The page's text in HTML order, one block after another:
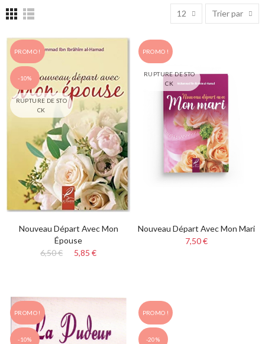
12 Trier par
PROMO !
-10%
RUPTURE DE STO
CK
Nouveau Départ Avec Mon
Épouse
6,50 €
5,85 €
PROMO !
RUPTURE DE STO
CK
Nouveau Départ Avec Mon Mari
7,50 €
PROMO !
-10%
PROMO !
-20%